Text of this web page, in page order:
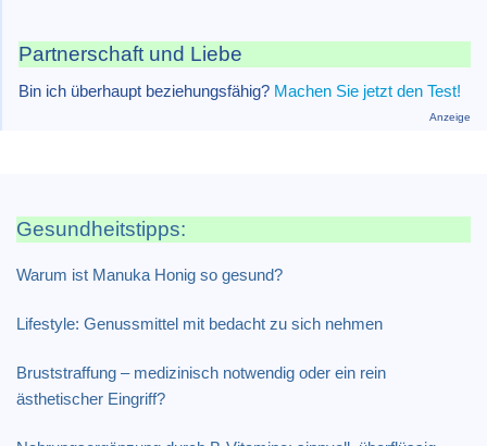
Partnerschaft und Liebe
Bin ich überhaupt beziehungsfähig? Machen Sie jetzt den Test!
Anzeige
Gesundheitstipps:
Warum ist Manuka Honig so gesund?
Lifestyle: Genussmittel mit bedacht zu sich nehmen
Bruststraffung – medizinisch notwendig oder ein rein
ästhetischer Eingriff?